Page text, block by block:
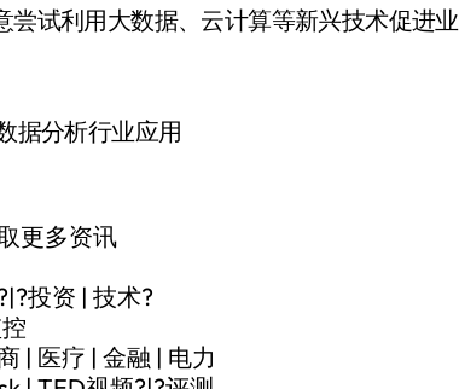
试利用大数据、云计算等新兴技术促进业
更多资讯
投资 | 技术?
| 医疗 | 金融 | 电力